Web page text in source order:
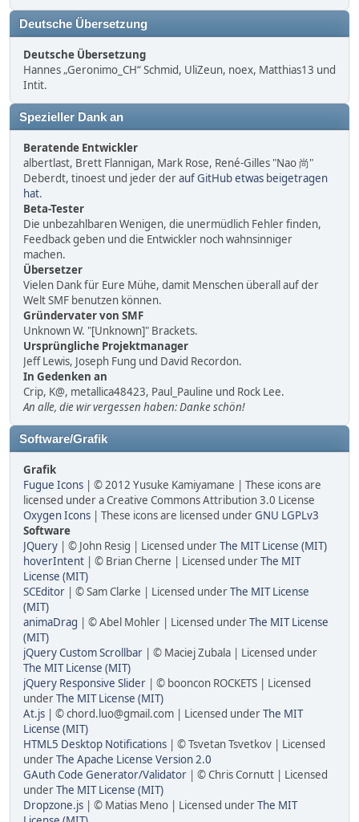
Deutsche Übersetzung
Deutsche Übersetzung
Hannes „Geronimo_CH“ Schmid, UliZeun, noex, Matthias13 und
Intit.
Spezieller Dank an
Beratende Entwickler
albertlast, Brett Flannigan, Mark Rose, René-Gilles "Nao 尚"
Deberdt, tinoest und jeder derauf GitHub etwas beigetragen
hat.
Beta-Tester
Die unbezahlbaren Wenigen, die unermüdlich Fehler finden,
Feedback geben und die Entwickler noch wahnsinniger
machen.
Übersetzer
Vielen Dank für Eure Mühe, damit Menschen überall auf der
Welt SMF benutzen können.
Gründervater von SMF
Unknown W. "[Unknown]" Brackets.
Ursprüngliche Projektmanager
Jeff Lewis, Joseph Fung und David Recordon.
In Gedenken an
Crip, K@, metallica48423, Paul_Pauline und Rock Lee.
An alle, die wir vergessen haben: Danke schön!
Software/Grafik
Grafik
Fugue Icons | © 2012 Yusuke Kamiyamane | These icons are
licensed under a Creative Commons Attribution 3.0 License
Oxygen Icons | These icons are licensed underGNU LGPLv3
Software
JQuery | © John Resig | Licensed underThe MIT License (MIT)
hoverIntent | © Brian Cherne | Licensed underThe MIT
License (MIT)
SCEditor | © Sam Clarke | Licensed underThe MIT License
(MIT)
animaDrag | © Abel Mohler | Licensed underThe MIT License
(MIT)
jQuery Custom Scrollbar | © Maciej Zubala | Licensed under
The MIT License (MIT)
jQuery Responsive Slider | © booncon ROCKETS | Licensed
underThe MIT License (MIT)
At.js | © chord.luo@gmail.com | Licensed underThe MIT
License (MIT)
HTML5 Desktop Notifications | © Tsvetan Tsvetkov | Licensed
underThe Apache License Version 2.0
GAuth Code Generator/Validator | © Chris Cornutt | Licensed
underThe MIT License (MIT)
Dropzone.js | © Matias Meno | Licensed underThe MIT